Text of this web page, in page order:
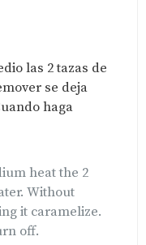
las 2 tazas de
se deja
haga
heat the 2
Without
it caramelize.
off.